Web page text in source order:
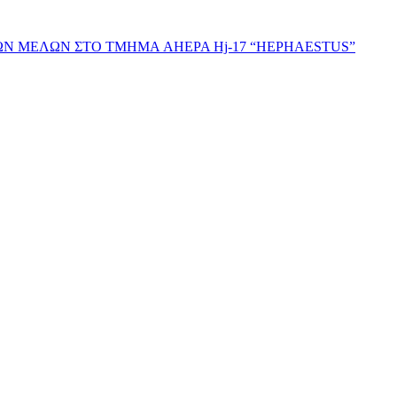
ΜΕΛΩΝ ΣΤΟ ΤΜΗΜΑ AHEPA Hj-17 “HEPHAESTUS”